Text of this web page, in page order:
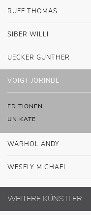
RUFF THOMAS
SIBER WILLI
UECKER GÜNTHER
VOIGT JORINDE
EDITIONEN
UNIKATE
WARHOL ANDY
WESELY MICHAEL
WEITERE KÜNSTLER